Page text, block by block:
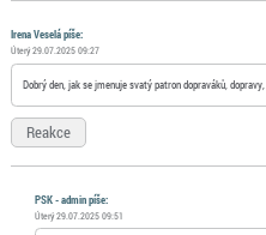
Irena Veselá píše:
Úterý 29.07.2025 09:27
Dobrý den, jak se jmenuje svatý patron dopraváků, dopravy,
Reakce
PSK - admin píše:
Úterý 29.07.2025 09:51